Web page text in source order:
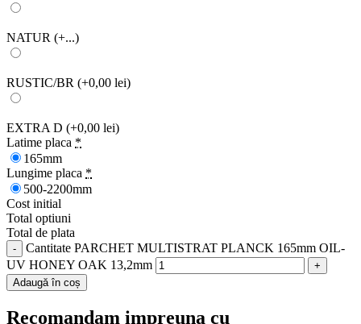
NATUR (+...)
RUSTIC/BR (+0,00 lei)
EXTRA D (+0,00 lei)
Latime placa *
165mm
Lungime placa *
500-2200mm
Cost initial
Total optiuni
Total de plata
Cantitate PARCHET MULTISTRAT PLANCK 165mm OIL-
UV HONEY OAK 13,2mm
Adaugă în coș
Recomandam impreuna cu